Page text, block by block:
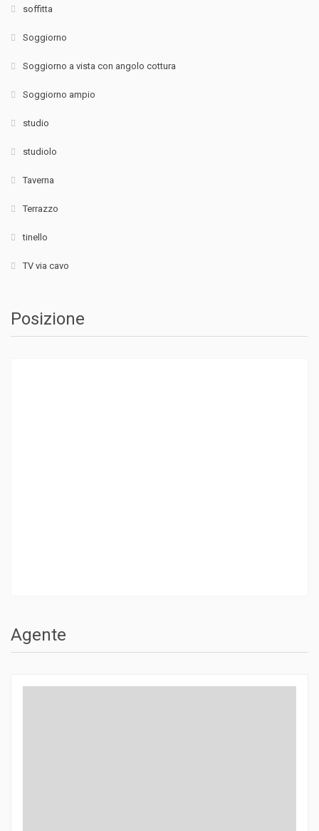
soffitta
Soggiorno
Soggiorno a vista con angolo cottura
Soggiorno ampio
studio
studiolo
Taverna
Terrazzo
tinello
TV via cavo
Posizione
Agente